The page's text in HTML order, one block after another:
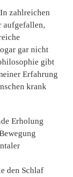
zahlreichen
aufgefallen,
gar nicht
gibt
Erfahrung
krank
Erholung
den Schlaf